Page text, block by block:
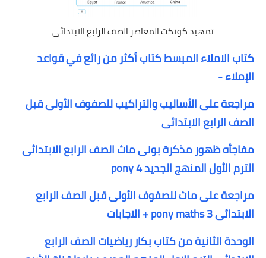
تمهيد كونكت المعاصر الصف الرابع الابتدائى
كتاب الاملاء المبسط كتاب أكثر من رائع في قواعد
الإملاء -
مراجعة على الأساليب والتراكيب للصفوف الأولى قبل
الصف الرابع الابتدائى
مفاجأه ظهور مذكرة بونى ماث الصف الرابع الابتدائى
الترم الأول المنهج الجديد pony 4
مراجعة على ماث للصفوف الأولى قبل الصف الرابع
الابتدائى pony maths 3 + الاجابات
الوحدة الثانية من كتاب بكار رياضيات الصف الرابع